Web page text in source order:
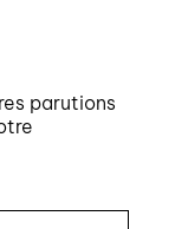
parutions